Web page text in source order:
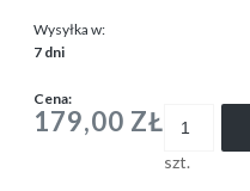
Wysyłka w:
7 dni
Cena:
179,00 ZŁ
szt.